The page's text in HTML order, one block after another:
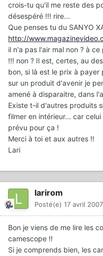
crois-tu qu'il me reste des
désespéré !!! rire...
Que penses tu du SANYO
http://
il n'a pas l'air mal non ? à
!!! non ? Il est, certes, au
bon, si là est le prix à
sur un produit d'avenir je
amené à disparaitre, dans
Existe t-il d'autres produits
filmer en intérieur... car
prévu pour ça !
Merci à toi et aux autres !!
Lari
larirom
Posté(e) 17 avril 2007
Bon je viens de me lire les
camescope !!
Si je comprends bien, les